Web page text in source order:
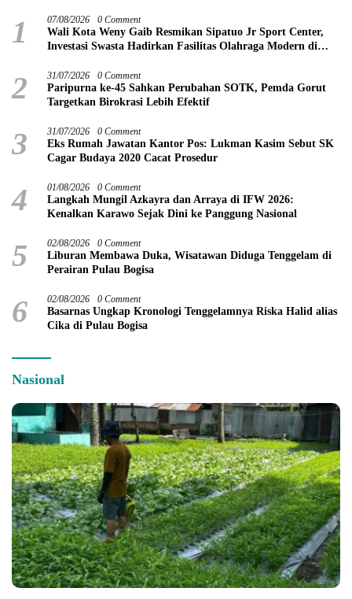
1 07/08/2026 0 Comment
Wali Kota Weny Gaib Resmikan Sipatuo Jr Sport Center,
Investasi Swasta Hadirkan Fasilitas Olahraga Modern di
2 31/07/2026 0 Comment
Paripurna ke-45 Sahkan Perubahan SOTK, Pemda Gorut
Targetkan Birokrasi Lebih Efektif
3 31/07/2026 0 Comment
Eks Rumah Jawatan Kantor Pos: Lukman Kasim Sebut SK
Cagar Budaya 2020 Cacat Prosedur
4 01/08/2026 0 Comment
Langkah Mungil Azkayra dan Arraya di IFW 2026:
Kenalkan Karawo Sejak Dini ke Panggung Nasional
5 02/08/2026 0 Comment
Liburan Membawa Duka, Wisatawan Diduga Tenggelam di
Perairan Pulau Bogisa
6 02/08/2026 0 Comment
Basarnas Ungkap Kronologi Tenggelamnya Riska Halid alias
Cika di Pulau Bogisa
Nasional